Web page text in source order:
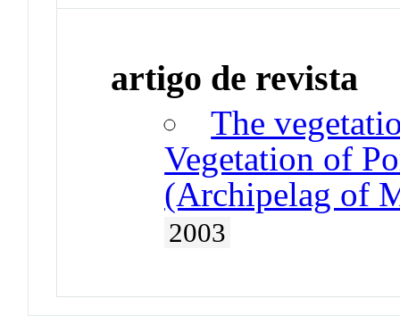
artigo de revista
The
Vegetation of
(Archipelag of
2003